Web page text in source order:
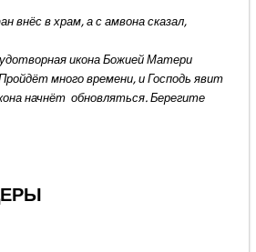
внёс в храм, а с амвона сказал,
икона Божией Матери
много времени, и Господь явит
начнёт обновляться. Берегите
у нас красивая